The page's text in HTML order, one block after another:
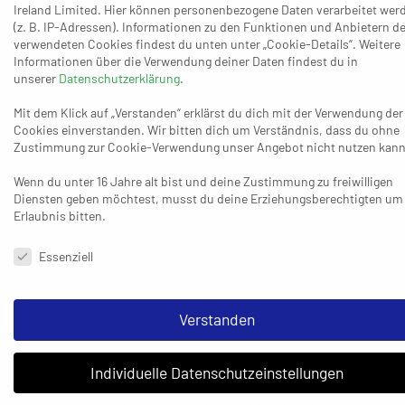
(49.) und 25:19 (51.) von Niklas Funke und Lennart Niehaus,
nach denen sich die HSG sogar das 2:4 für die restlichen
neun Minuten erlauben konnte, ohne irgendwie in Gefahr
zu geraten.
NHV-Trainer Fanenbruck ging durchaus kritisch mit dem
Ergebnis um: „Es ist das eingetreten, wovor ich gewarnt
habe – dass wir es vermeiden müssen, viele Fehler zu
machen, weil Refrath die Qualität hat, so etwas zu
bestrafen. Wir haben eine Wurfquote von 51 Prozent und
ist schade, weil wir in der ersten Halbzeit wahnsinnig gut
war der Auftritt in der Phase nach der Pause, als den
Neussern der Abend entglitt. „In der zweiten Halbzeit
Fanenbruck, „dass die Jungs dann auf der Platte den Kopf
hängen lassen, hat mir überhaupt nicht geschmeckt, weil
Ireland Limited. Hier können personenbezogene Daten verarbeitet
(z. B. IP-Adressen). Informationen zu den Funktionen und Anbietern
verwendeten Cookies findest du unten unter „Cookie-Details“. Weitere
Informationen über die Verwendung deiner Daten findest du in
unserer Datenschutzerklärung.
Mit dem Klick auf „Verstanden“ erklärst du dich mit der Verwendung der
Cookies einverstanden. Wir bitten dich um Verständnis, dass du ohne
Zustimmung zur Cookie-Verwendung unser Angebot nicht nutzen
Wenn du unter 16 Jahre alt bist und deine Zustimmung zu freiwilligen
Diensten geben möchtest, musst du deine Erziehungsberechtigten um
Erlaubnis bitten.
Datenschutzeinstellungen & Nutzungsbedingungen
Essenziell
Verstanden
Individuelle Datenschutzeinstellungen